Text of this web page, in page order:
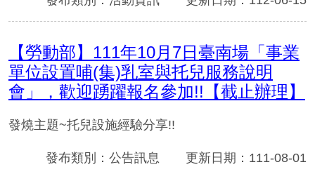
【勞動部】111年10月7日臺南場「事業
單位設置哺(集)乳室與托兒服務說明
會」，歡迎踴躍報名參加!!【截止辦理】
發燒主題~托兒設施經驗分享!!
發布類別：公告訊息 更新日期：111-08-01